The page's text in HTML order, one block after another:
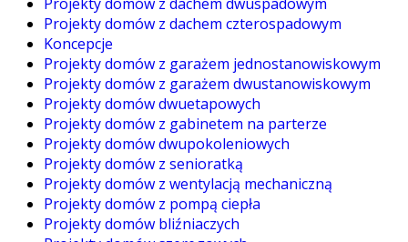
Projekty domów z dachem czterospadowym
Koncepcje
Projekty domów z garażem jednostanowiskowym
Projekty domów z garażem dwustanowiskowym
Projekty domów dwuetapowych
Projekty domów z gabinetem na parterze
Projekty domów dwupokoleniowych
Projekty domów z senioratką
Projekty domów z wentylacją mechaniczną
Projekty domów z pompą ciepła
Projekty domów bliźniaczych